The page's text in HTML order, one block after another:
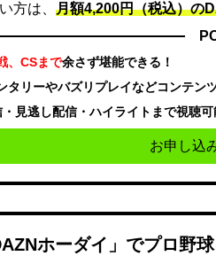
方は、 月額4,200円（税込）の
、CSまで余さず堪能できる！
リーやバズリプレイなどコンテン
見逃し配信・ハイライトまで視聴可
お申し込
ホーダイ」でプロ野球